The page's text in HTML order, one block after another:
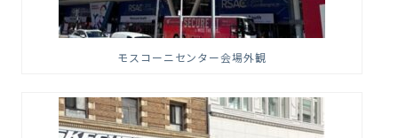
モスコーニセンター会場外観